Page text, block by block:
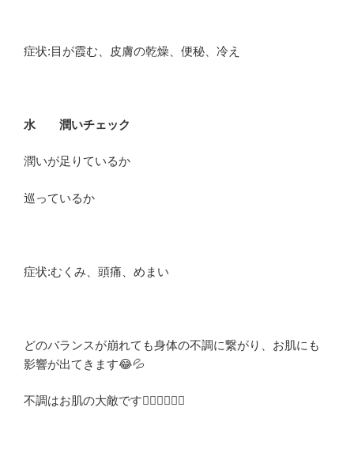
症状:目が霞む、皮膚の乾燥、便秘、冷え
水 潤いチェック
潤いが足りているか
巡っているか
症状:むくみ、頭痛、めまい
どのバランスが崩れても身体の不調に繋がり、お肌にも
影響が出てきます😂💦
不調はお肌の大敵です🙅‍♂️🙅‍♂️🙅‍♂️